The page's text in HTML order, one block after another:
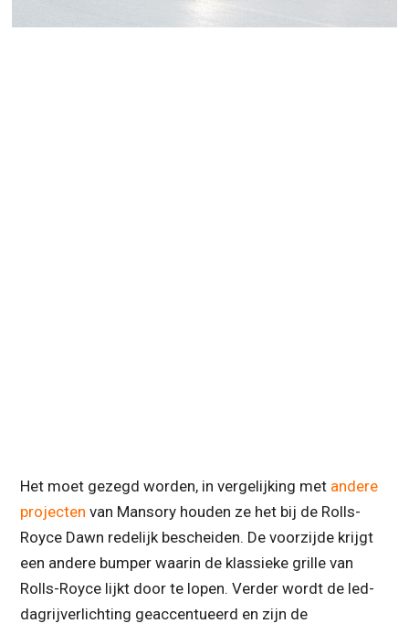
Het moet gezegd worden, in vergelijking met andere
projecten van Mansory houden ze het bij de Rolls-
Royce Dawn redelijk bescheiden. De voorzijde krijgt
een andere bumper waarin de klassieke grille van
Rolls-Royce lijkt door te lopen. Verder wordt de led-
dagrijverlichting geaccentueerd en zijn de